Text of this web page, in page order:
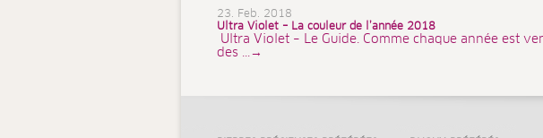
23. Feb. 2018
Ultra Violet – La couleur de l’année 2018
Ultra Violet – Le Guide. Comme chaque année est
des ...→